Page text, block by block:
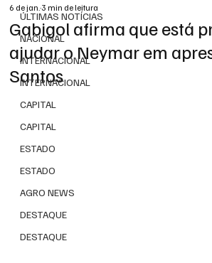
ÚLTIMAS NOTÍCIAS
NACIONAL
INTERNACIONAL
INTERNACIONAL
CAPITAL
CAPITAL
ESTADO
ESTADO
AGRO NEWS
DESTAQUE
DESTAQUE
Gabigol afirma que está
ajudar o Neymar em
Santos
6 de jan.3 min de leitura